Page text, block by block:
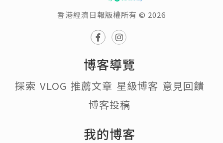
香港經濟日報版權所有 © 2026
博客導覽
探索 VLOG 推薦文章 星級博客 意見回饋
博客投稿
我的博客